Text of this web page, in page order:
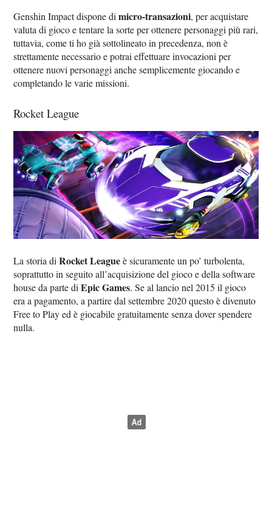
Genshin Impact dispone dimicro-transazioni, per acquistare
valuta di gioco e tentare la sorte per ottenere personaggi più rari,
tuttavia, come ti ho già sottolineato in precedenza, non è
strettamente necessario e potrai effettuare invocazioni per
ottenere nuovi personaggi anche semplicemente giocando e
completando le varie missioni.
Rocket League
La storia diRocket Leagueè sicuramente un po’ turbolenta,
soprattutto in seguito all’acquisizione del gioco e della software
house da parte diEpic Games. Se al lancio nel 2015 il gioco
era a pagamento, a partire dal settembre 2020 questo è divenuto
Free to Play ed è giocabile gratuitamente senza dover spendere
nulla.